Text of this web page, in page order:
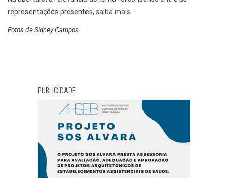
representações presentes, saiba mais.
Fotos de Sidney Campos
PUBLICIDADE